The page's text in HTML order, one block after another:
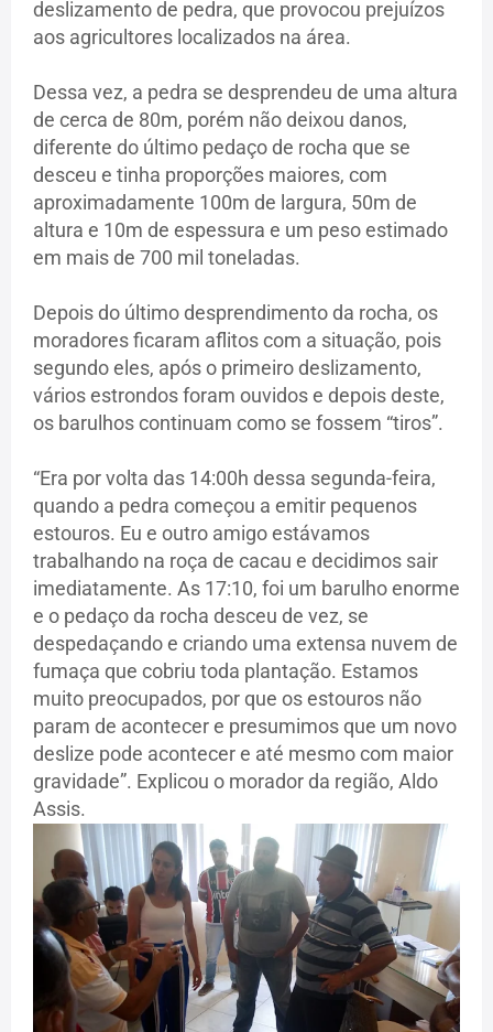
deslizamento de pedra, que provocou prejuízos
aos agricultores localizados na área.
Dessa vez, a pedra se desprendeu de uma altura
de cerca de 80m, porém não deixou danos,
diferente do último pedaço de rocha que se
desceu e tinha proporções maiores, com
aproximadamente 100m de largura, 50m de
altura e 10m de espessura e um peso estimado
em mais de 700 mil toneladas.
Depois do último desprendimento da rocha, os
moradores ficaram aflitos com a situação, pois
segundo eles, após o primeiro deslizamento,
vários estrondos foram ouvidos e depois deste,
os barulhos continuam como se fossem “tiros”.
“Era por volta das 14:00h dessa segunda-feira,
quando a pedra começou a emitir pequenos
estouros. Eu e outro amigo estávamos
trabalhando na roça de cacau e decidimos sair
imediatamente. As 17:10, foi um barulho enorme
e o pedaço da rocha desceu de vez, se
despedaçando e criando uma extensa nuvem de
fumaça que cobriu toda plantação. Estamos
muito preocupados, por que os estouros não
param de acontecer e presumimos que um novo
deslize pode acontecer e até mesmo com maior
gravidade”. Explicou o morador da região, Aldo
Assis.